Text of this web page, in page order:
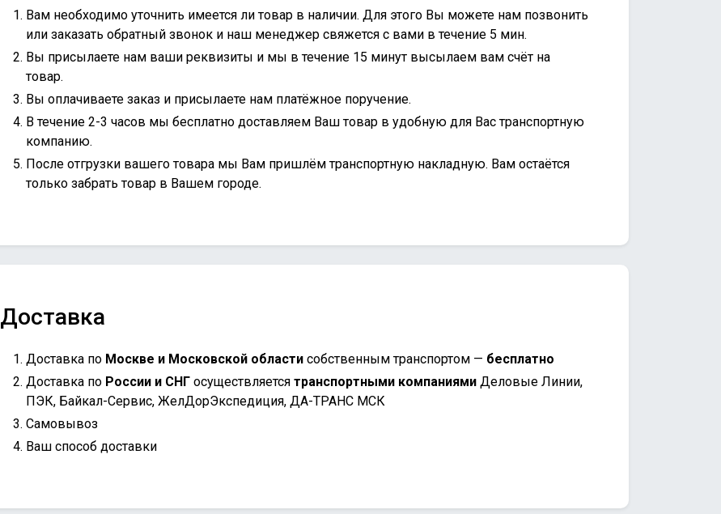
Вам необходимо уточнить имеется ли товар в наличии. Для этого Вы можете нам позвонить
или заказать обратный звонок и наш менеджер свяжется с вами в течение 5 мин.
Вы присылаете нам ваши реквизиты и мы в течение 15 минут высылаем вам счёт на
товар.
Вы оплачиваете заказ и присылаете нам платёжное поручение.
В течение 2-3 часов мы бесплатно доставляем Ваш товар в удобную для Вас транспортную
компанию.
После отгрузки вашего товара мы Вам пришлём транспортную накладную. Вам остаётся
только забрать товар в Вашем городе.
Доставка
Доставка по Москве и Московской области собственным транспортом — бесплатно
Доставка по России и СНГ осуществляется транспортными компаниями Деловые Линии,
ПЭК, Байкал-Сервис, ЖелДорЭкспедиция, ДА-ТРАНС МСК
Самовывоз
Ваш способ доставки